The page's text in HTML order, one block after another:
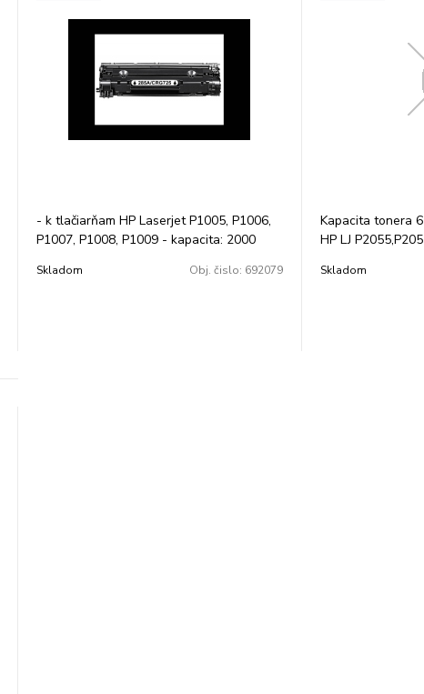
- k tlačiarňam HP Laserjet P1005, P1006,
P1007, P1008, P1009 - kapacita: 2000
CB435A/436/278/285A/728
Skladom Obj. čislo: 692079
Kapacita tonera
HP LJ
Skladom